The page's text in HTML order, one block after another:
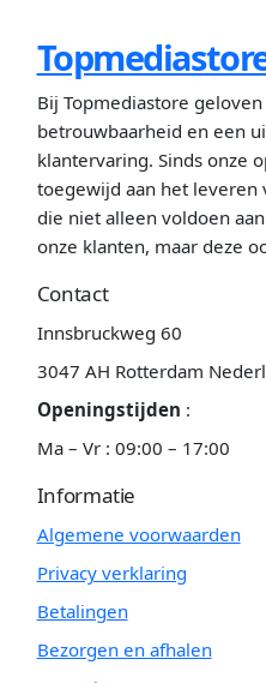
Bij Topmediastore
betrouwbaarheid en een
klantervaring. Sinds onze
toegewijd aan het leveren
die niet alleen voldoen
onze klanten, maar deze
Contact
Innsbruckweg 60
3047 AH Rotterdam
Openingstijden :
Ma – Vr : 09:00 – 17:00
Informatie
Algemene voorwaarden
Privacy verklaring
Betalingen
Bezorgen en afhalen